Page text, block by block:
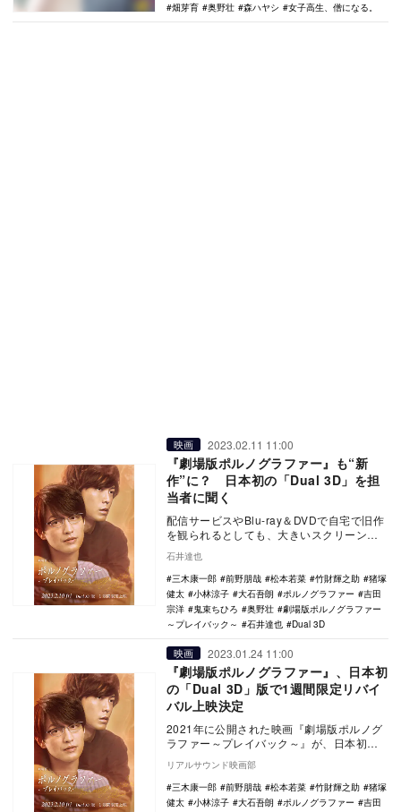
畑芽育
奥野壮 森ハヤシ 女子高生、僧になる。
映画 2023.02.11 11:00
『劇場版ポルノグラファー』も“新
作”に？ 日本初の「Dual 3D」を担
当者に聞く
配信サービスやBlu-ray＆DVDで自宅で旧作
を観られるとしても、大きいスクリーンと
いい音響の映画館でもう一度お気に入りの
映画…
石井達也
三木康一郎
前野朋哉 松本若菜 竹財輝之助
猪塚
健太
小林涼子 大石吾朗 ポルノグラファー
吉田
宗洋
鬼束ちひろ 奥野壮
劇場版ポルノグラファー
～プレイバック～
石井達也 Dual 3D
映画 2023.01.24 11:00
『劇場版ポルノグラファー』、日本初
の「Dual 3D」版で1週間限定リバイ
バル上映決定
2021年に公開された映画『劇場版ポルノグ
ラファー～プレイバック～』が、日本初の
映画鑑賞体験「Dual 3D」版として、2月
10…
リアルサウンド映画部
三木康一郎
前野朋哉 松本若菜 竹財輝之助
猪塚
健太
小林涼子 大石吾朗 ポルノグラファー
吉田